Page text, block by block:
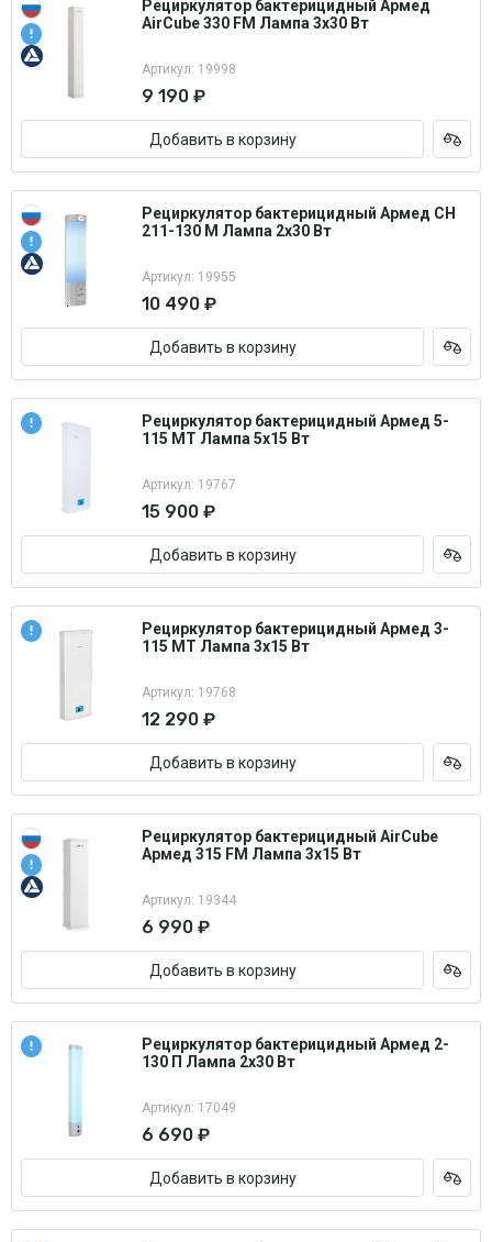
Рециркулятор бактерицидный Армед
AirCube 330 FM Лампа 3х30 Вт
Артикул: 19998
9 190 ₽
Добавить в корзину
Рециркулятор бактерицидный Армед СН
211-130 М Лампа 2х30 Вт
Артикул: 19955
10 490 ₽
Добавить в корзину
Рециркулятор бактерицидный Армед 5-
115 МТ Лампа 5х15 Вт
Артикул: 19767
15 900 ₽
Добавить в корзину
Рециркулятор бактерицидный Армед 3-
115 МТ Лампа 3х15 Вт
Артикул: 19768
12 290 ₽
Добавить в корзину
Рециркулятор бактерицидный AirCube
Армед 315 FM Лампа 3х15 Вт
Артикул: 19344
6 990 ₽
Добавить в корзину
Рециркулятор бактерицидный Армед 2-
130 П Лампа 2х30 Вт
Артикул: 17049
6 690 ₽
Добавить в корзину